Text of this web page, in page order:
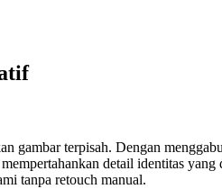
gambar terpisah. Dengan
detail identitas
tanpa retouch manual.